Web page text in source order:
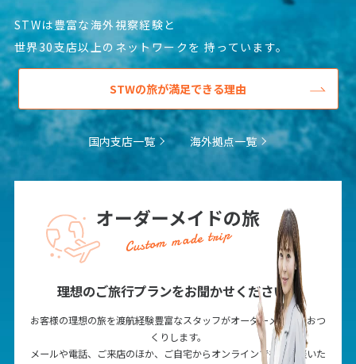
STWは豊富な海外視察経験と
世界30支店以上のネットワークを 持っています。
STWの旅が満足できる理由
国内支店一覧 海外拠点一覧
オーダーメイドの旅
Custom made trip
理想のご旅行プランをお聞かせください！
お客様の理想の旅を渡航経験豊富なスタッフがオーダーメイドでおつ
くりします。
メールや電話、ご来店のほか、ご自宅からオンラインでもご相談いた